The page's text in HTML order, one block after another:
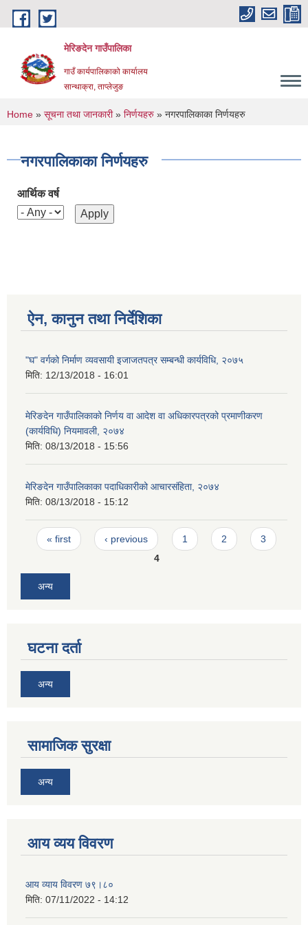
Skip to main content
मेरिङदेन गाउँपालिका
गाउँ कार्यपालिकाको कार्यालय
सान्थाक्रा, ताप्लेजुङ
You are here
Home » सूचना तथा जानकारी» निर्णयहरु » नगरपालिकाका निर्णयहरु
नगरपालिकाका निर्णयहरु
आर्थिक वर्ष
ऐन, कानुन तथा निर्देशिका
"घ" वर्गको निर्माण व्यवसायी इजाजतपत्र सम्बन्धी कार्यविधि, २०७५
मिति: 12/13/2018 - 16:01
मेरिङदेन गाउँपालिकाको निर्णय वा आदेश वा अधिकारपत्रको प्रमाणीकरण
(कार्यविधि) नियमावली, २०७४
मिति: 08/13/2018 - 15:56
मेरिङदेन गाउँपालिकाका पदाधिकारीको आचारसंहिता, २०७४
मिति: 08/13/2018 - 15:12
Pages
« first ‹ previous 1 2
3
4
अन्य
घटना दर्ता
अन्य
सामाजिक सुरक्षा
अन्य
आय व्यय विवरण
आय व्याय विवरण ७९।८०
मिति: 07/11/2022 - 14:12